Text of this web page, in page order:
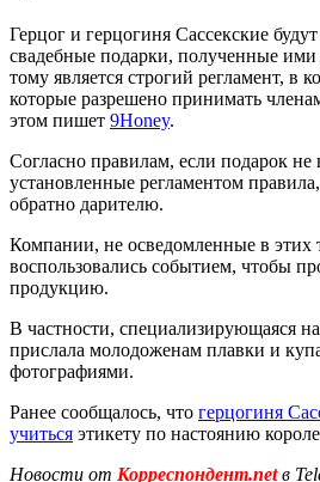
Герцог и герцогиня Сассекские
свадебные подарки, полученные
тому является строгий регламент, в
которые разрешено принимать
этом пишет 9Honey.
Согласно правилам, если подарок не
установленные регламентом
обратно дарителю.
Компании, не осведомленные в этих
воспользовались событием, чтобы
продукцию.
В частности, специализирующаяся
прислала молодоженам плавки и
фотографиями.
Ранее сообщалось, что герцогиня
учиться этикету по настоянию
Новости от Корреспондент.netв